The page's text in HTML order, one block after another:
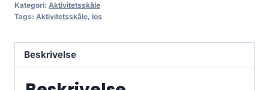
Kategori: Aktivitetsskåle
Tags: Aktivitetsskåle, los
Beskrivelse